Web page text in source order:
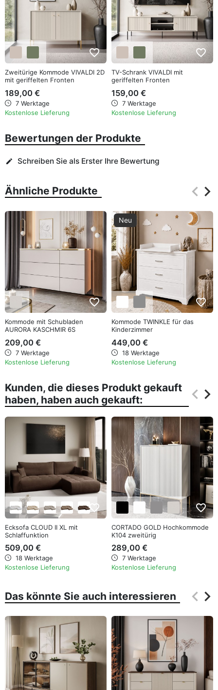
favorite_border
Zweitürige Kommode VIVALDI 2D
mit geriffelten Fronten
189,00 €
7 Werktage
Kostenlose Lieferung
favorite_border
TV-Schrank VIVALDI mit
geriffelten Fronten
159,00 €
7 Werktage
Kostenlose Lieferung
Bewertungen der Produkte
edit Schreiben Sie als Erster Ihre Bewertung
Ähnliche Produkte keyboard_arrow_left
keyboard_arrow_right
favorite_border
Kommode mit Schubladen
AURORA KASCHMIR 6S
209,00 €
7 Werktage
Kostenlose Lieferung
Neu
favorite_border
Kommode TWINKLE für das
Kinderzimmer
449,00 €
18 Werktage
Kostenlose Lieferung
Kunden, die dieses Produkt gekauft
haben, haben auch gekauft:
keyboard_arrow_left
keyboard_arrow_right
favorite_border
Ecksofa CLOUD II XL mit
Schlaffunktion
509,00 €
18 Werktage
Kostenlose Lieferung
favorite_border
CORTADO GOLD Hochkommode
K104 zweitürig
289,00 €
7 Werktage
Kostenlose Lieferung
Das könnte Sie auch interessieren keyboard_arrow_left
keyboard_arrow_right